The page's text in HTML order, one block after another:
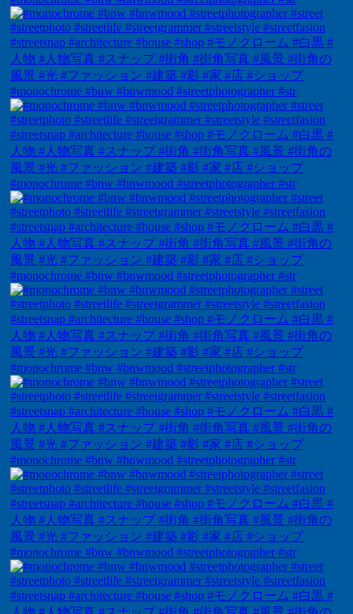
#monochrome #bnw #bnwmood #streetphotographer #str
#monochrome #bnw #bnwmood #streetphotographer #str
#monochrome #bnw #bnwmood #streetphotographer #str
#monochrome #bnw #bnwmood #streetphotographer #str
#monochrome #bnw #bnwmood #streetphotographer #str
#monochrome #bnw #bnwmood #streetphotographer #str